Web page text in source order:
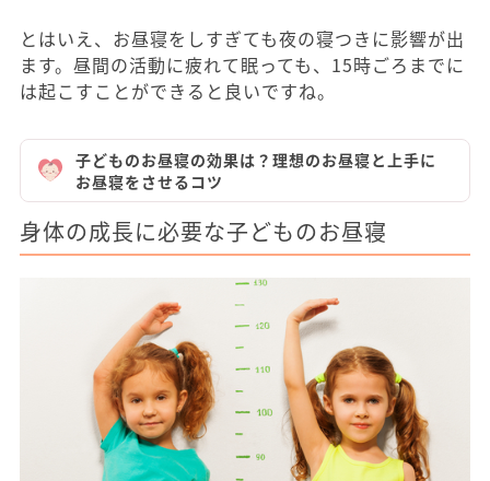
とはいえ、お昼寝をしすぎても夜の寝つきに影響が出
ます。昼間の活動に疲れて眠っても、15時ごろまでに
は起こすことができると良いですね。
子どものお昼寝の効果は？理想のお昼寝と上手に
お昼寝をさせるコツ
身体の成長に必要な子どものお昼寝